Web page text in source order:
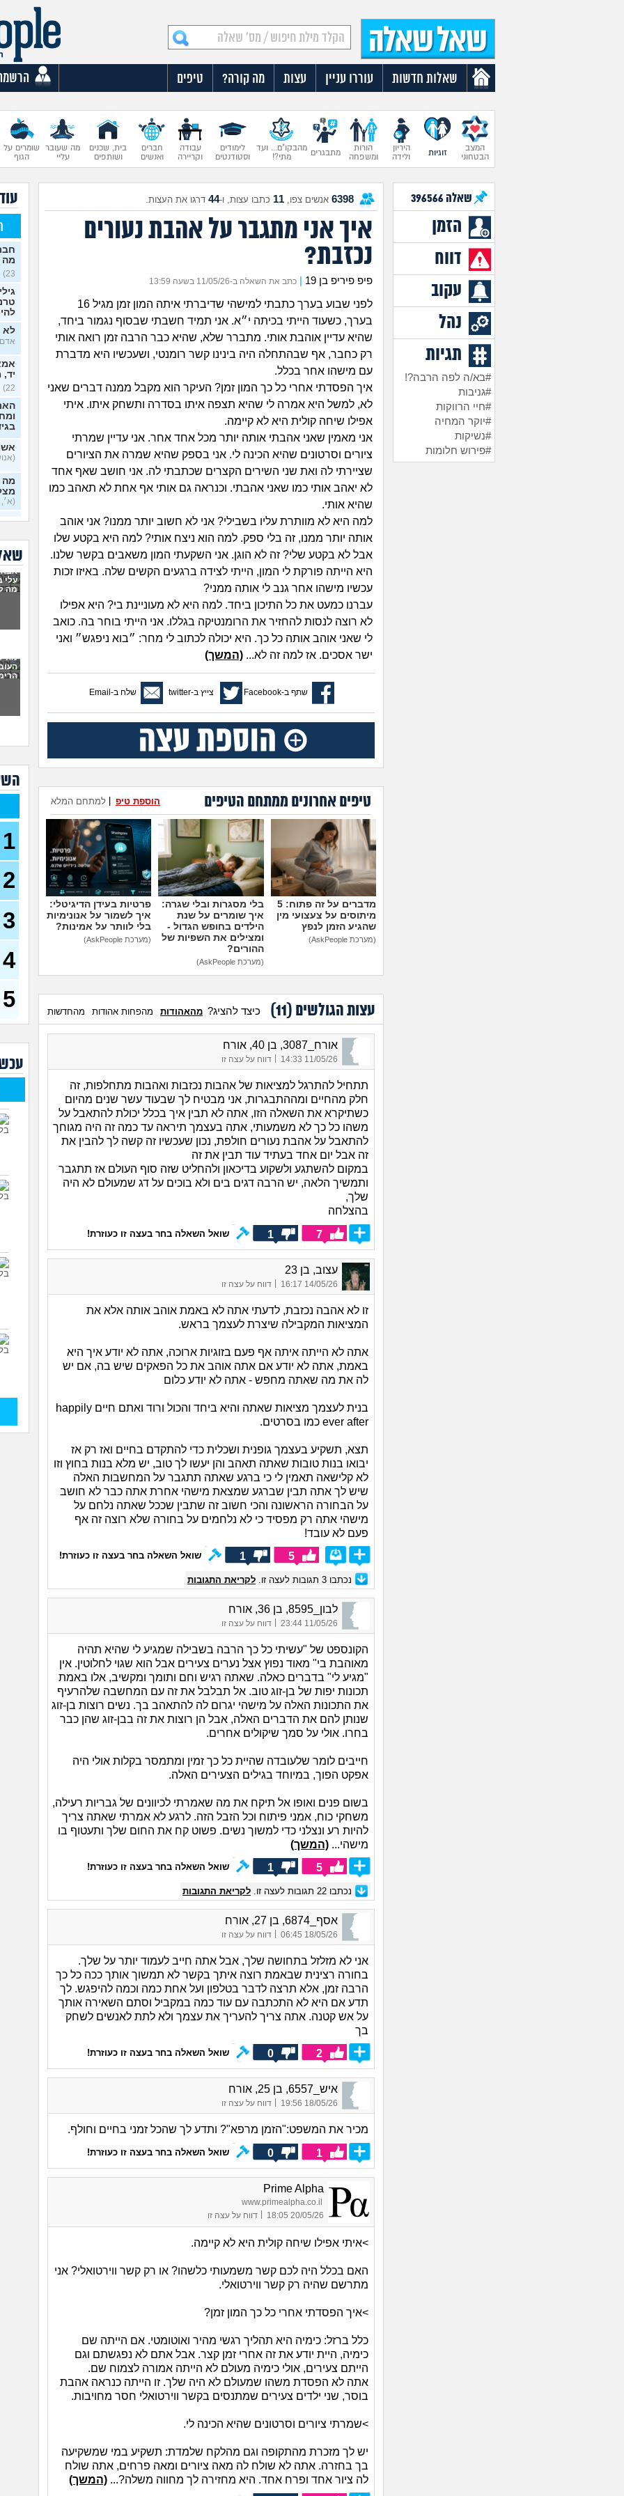
שאלות חדשות עוררו עניין עצות מה קורה? טיפים
המצב
הבטחוני
זוגיות
היריון
ולידה
הורות
ומשפחה
מתבגרים
מהבקו"ם... ועד
מתי?!
לימודים
וסטודנטים
עבודה
וקריירה
חברים
ואנשים
בית, שכנים
ושותפים
מה שעובר
עליי
שומרים על
הגוף
שאלה396566
הזמן
דווח
עקוב
נהל
תגיות
#בא/ה לפה הרבה?!
#גניבות
#חיי הרווקות
#יוקר המחיה
#נשיקות
#פירוש חלומות
6398 אנשים צפו, 11 כתבו עצות, ו-44 דרגו את העצות.
איך אני מתגבר על אהבת נעורים
נכזבת?
פיפ פיריפ בן 19 כתב את השאלה ב-11/05/26 בשעה 13:59
לפני שבוע בערך כתבתי למישהי שדיברתי איתה המון זמן מגיל 16
בערך, כשעוד הייתי בכיתה י״א. אני תמיד חשבתי שבסוף נגמור ביחד,
שהיא עדיין אוהבת אותי. מתברר שלא, שהיא כבר הרבה זמן רואה אותי
רק כחבר, אף שבהתחלה היה בינינו קשר רומנטי, ושעכשיו היא מדברת
עם מישהו אחר בכלל.
איך הפסדתי אחרי כל כך המון זמן? העיקר הוא מקבל ממנה דברים שאני
לא, למשל היא אמרה לי שהיא תצפה איתו בסדרה ותשחק איתו. איתי
אפילו שיחה קולית היא לא קיימה.
אני מאמין שאני אהבתי אותה יותר מכל אחד אחר. אני עדיין שמרתי
ציורים וסרטונים שהיא הכינה לי. אני בספק שהיא שמרה את הציורים
שציירתי לה ואת שני השירים הקצרים שכתבתי לה. אני חושב שאף אחד
לא יאהב אותי כמו שאני אהבתי. וכנראה גם אותי אף אחת לא תאהב כמו
שהיא אותי.
למה היא לא מוותרת עליו בשבילי? אני לא חשוב יותר ממנו? אני אוהב
אותה יותר ממנו, זה בלי ספק. למה הוא ניצח אותי? למה היא בקטע שלו
אבל לא בקטע שלי? זה לא הוגן. אני השקעתי המון משאבים בקשר שלנו.
היא הייתה פורקת לי המון, הייתי לצידה ברגעים הקשים שלה. באיזו זכות
עכשיו מישהו אחר גנב לי אותה ממני?
עברנו כמעט את כל התיכון ביחד. למה היא לא מעוניינת בי? היא אפילו
לא רוצה לנסות להחזיר את הרומנטיקה בגללו. אני הייתי בוחר בה. כואב
לי שאני אוהב אותה כל כך. היא יכולה לכתוב לי מחר: ״בוא ניפגש״ ואני
ישר אסכים. אז למה זה לא... (המשך)
שתף ב-Facebook צייץ ב-twitter שלח ב-Email
טיפים אחרונים ממתחם הטיפים למתחם המלא הוספת טיפ
מדברים על זה פתוח: 5
מיתוסים על צעצועי מין
שהגיע הזמן לנפץ
(מערכת AskPeople)
בלי מסגרות ובלי שגרה:
איך שומרים על שנת
הילדים בחופש הגדול -
ומצילים את השפיות של
ההורים?
(מערכת AskPeople)
פרטיות בעידן הדיגיטלי:
איך לשמור על אנונימיות
בלי לוותר על אמינות?
(מערכת AskPeople)
עצות הגולשים (11
) כיצד להציג? מהאהודות מהפחות אהודות מהחדשות
אורח_3087, בן 40, אורח
11/05/26 14:33 דווח על עצה זו
תתחיל להתרגל למציאות של אהבות נכזבות ואהבות מתחלפות, זה
חלק מהחיים ומההתבגרות, אני מבטיח לך שבעוד עשר שנים מהיום
כשתיקרא את השאלה הזו, אתה לא תבין איך בכלל יכולת להתאבל על
משהו כל כך לא משמעותי, אתה בעצמך תיראה עד כמה זה היה מגוחך
להתאבל על אהבת נעורים חולפת, נכון שעכשיו זה קשה לך להבין את
זה אבל יום אחד בעתיד עוד תבין את זה
במקום להשתגע ולשקוע בדיכאון ולהחליט שזה סוף העולם אז תתגבר
ותמשיך הלאה, יש הרבה דגים בים ולא בוכים על דג שמעולם לא היה
שלך,
בהצלחה
7
1 שואל השאלה בחר בעצה זו כעוזרת!
עצוב, בן 23
14/05/26 16:17
| דווח על עצה זו
זו לא אהבה נכזבת, לדעתי אתה לא באמת אוהב אותה אלא את
המציאות המקבילה שיצרת לעצמך בראש.
אתה לא הייתה איתה אף פעם בזוגיות ארוכה, אתה לא יודע איך היא
באמת, אתה לא יודע אם אתה אוהב את כל הפאקים שיש בה, אם יש
לה את מה שאתה מחפש - אתה לא יודע כלום
בנית לעצמך מציאות שאתה והיא ביחד והכול ורוד ואתם חיים happily
ever after כמו בסרטים.
תצא, תשקיע בעצמך גופנית ושכלית כדי להתקדם בחיים ואז רק אז
יבואו בנות טובות שאתה תאהב והן יעשו לך טוב, יש מלא בנות בחוץ וזו
לא קלישאה תאמין לי כי ברגע שאתה תתגבר על המחשבות האלה
שיש לך אתה תבין שברגע שמצאת מישהי אחרת אתה כבר לא חושב
על הבחורה הראשונה והכי חשוב זה שתבין שככל שאתה נלחם על
מישהי אתה רק מפסיד כי לא נלחמים על בחורה שלא רוצה זה אף
פעם לא עובד!
5
1 שואל השאלה בחר בעצה זו כעוזרת!
נכתבו 3 תגובות לעצה זו. לקריאת התגובות
לבון_8595, בן 36, אורח
11/05/26 23:44 דווח על עצה זו
הקונספט של "עשיתי כל כך הרבה בשבילה שמגיע לי שהיא תהיה
מאוהבת בי" מאוד נפוץ אצל נערים צעירים אבל הוא שגוי לחלוטין. אין
"מגיע לי" בדברים כאלה. שאתה רגיש וחם ותומך ומקשיב, אלו באמת
תכונות יפות של בן-זוג טוב. אל תבלבל את זה עם המחשבה שלהרעיף
את התכונות האלה על מישהי יגרום לה להתאהב בך. נשים רוצות בן-זוג
שנותן להם את הדברים האלה, אבל הן רוצות את זה בבן-זוג שהן כבר
בחרו. אולי על סמך שיקולים אחרים.
חייבים לומר שלעובדה שהיית כל כך זמין ומתמסר בקלות אולי היה
אפקט הפוך, במיוחד בגילים הצעירים האלה.
בשום פנים ואופו אל תיקח את מה שאמרתי לכיוונים של גבריות רעילה,
משחקי כוח, אמני פיתוח וכל הזבל הזה. לרגע לא אמרתי שאתה צריך
להיות רע ונצלני כדי למשוך נשים. פשוט קח את החום שלך ותעטוף בו
מישהי... (המשך)
5
1 שואל השאלה בחר בעצה זו כעוזרת!
נכתבו 22 תגובות לעצה זו. לקריאת התגובות
אסף_6874, בן 27, אורח
18/05/26 06:45 דווח על עצה זו
אני לא מזלזל בתחושה שלך, אבל אתה חייב לעמוד יותר על שלך.
בחורה רצינית שבאמת רוצה איתך בקשר לא תמשוך אותך ככה כל כך
הרבה זמן, אלא תרצה לדבר בטלפון ועל אחת כמה וכמה להיפגש. לך
תדע אם היא לא התכתבה עם עוד כמה במקביל וסתם השאירה אותך
על אש קטנה. אתה צריך להעריך את עצמך ולא לתת לאנשים לשחק
בך
2
0 שואל השאלה בחר בעצה זו כעוזרת!
איש_6557, בן 25, אורח
18/05/26 19:56 דווח על עצה זו
מכיר את המשפט:"הזמן מרפא"? ותדע לך שהכל זמני בחיים וחולף.
1
0 שואל השאלה בחר בעצה זו כעוזרת!
Prime Alpha
www.primealpha.co.il
20/05/26 18:05
| דווח על עצה זו
>איתי אפילו שיחה קולית היא לא קיימה.
האם בכלל היה לכם קשר משמעותי כלשהו? או רק קשר ווירטואלי? אני
מתרשם שהיה רק קשר ווירטואלי.
>איך הפסדתי אחרי כל כך המון זמן?
כלל ברזל: כימיה היא תהליך רגשי מהיר ואוטומטי. אם הייתה שם
כימיה, היית יודע את זה אחרי זמן קצר. אבל אתם לא נפגשתם וגם
הייתם צעירים, אולי כימיה מעולם לא הייתה אמורה לצמוח שם.
אתה לא הפסדת משהו שמעולם לא היה שלך. זו הייתה כנראה אהבת
בוסר, שני ילדים צעירים שמתנסים בקשר ווירטואלי חסר מחויבות.
>שמרתי ציורים וסרטונים שהיא הכינה לי.
יש לך מזכרת מהתקופה וגם מהלקח שלמדת: תשקיע במי שמשקיעה
בך בחזרה. אתה לא שולח לה מאה ציורים ומאה פרחים, אתה שולח
לה ציור אחד ופרח אחד. היא מחזירה לך מחווה משלה?... (המשך)
מה
23)
לא
אדם,
22)
מה
(א׳,
בן 33)
40)
29)
עלי
מה
מה
1
2
3
4
5